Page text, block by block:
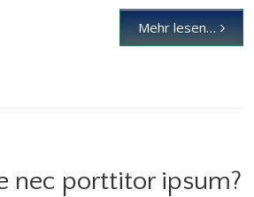
Mehr lesen…
nec porttitor ipsum?